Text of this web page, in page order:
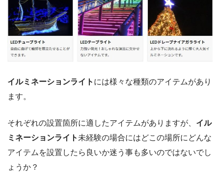
イルミネーションライト には様々な種類のアイテムがあり
ます。
それぞれの設置箇所に適したアイテムがありますが、 イル
ミネーションライト 未経験の場合にはどこの場所にどんな
アイテムを設置したら良いか迷う事も多いのではないでし
ょうか？